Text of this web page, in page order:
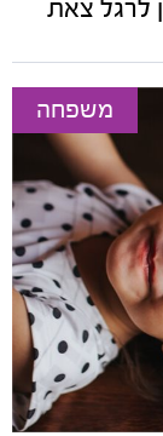
לרגל צאת
משפחה